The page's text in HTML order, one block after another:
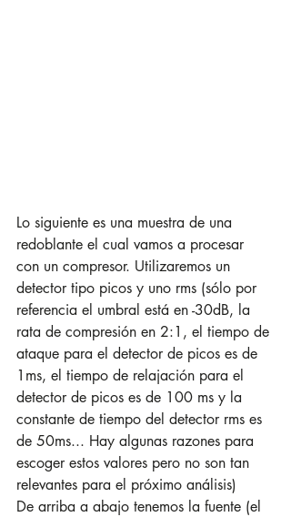
Lo siguiente es una muestra de una
redoblante el cual vamos a procesar
con un compresor. Utilizaremos un
detector tipo picos y uno rms (sólo por
referencia el umbral está en -30dB, la
rata de compresión en 2:1, el tiempo de
ataque para el detector de picos es de
1ms, el tiempo de relajación para el
detector de picos es de 100 ms y la
constante de tiempo del detector rms es
de 50ms... Hay algunas razones para
escoger estos valores pero no son tan
relevantes para el próximo análisis)
De arriba a abajo tenemos la fuente (el